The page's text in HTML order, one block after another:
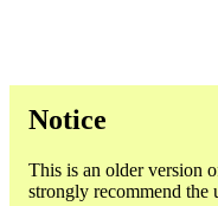
Notice
This is an older version
strongly recommend the